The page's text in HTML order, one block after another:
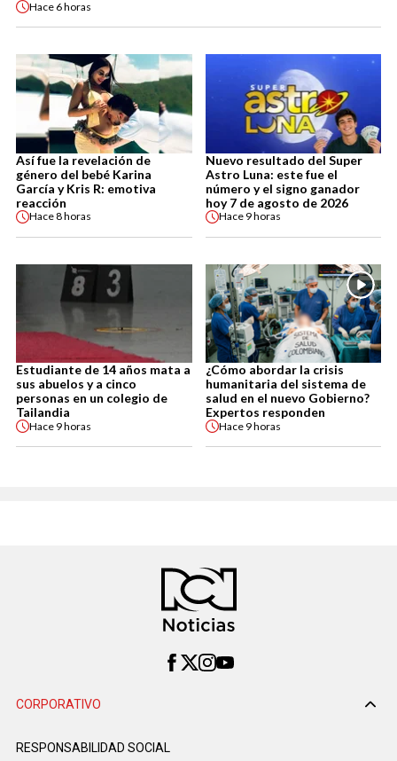
Hace 6 horas
Así fue la revelación de
género del bebé Karina
García y Kris R: emotiva
reacción
Hace8 horas
Nuevo resultado del Super
Astro Luna: este fue el
número y el signo ganador
hoy 7 de agosto de 2026
Hace 9 horas
Estudiante de 14 años mata a
sus abuelos y a cinco
personas en un colegio de
Tailandia
Hace 9 horas
¿Cómo abordar la crisis
humanitaria del sistema de
salud en el nuevo Gobierno?
Expertos responden
Hace 9 horas
CORPORATIVO
RESPONSABILIDAD SOCIAL